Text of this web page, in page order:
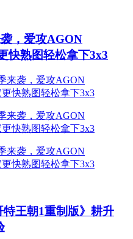
，爱攻AGON
快熟图轻松拿下3x3
王朝1重制版》耕升